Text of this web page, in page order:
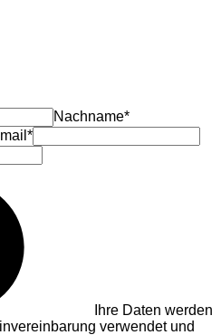
Nachname*
Ihre Daten werden
verwendet und